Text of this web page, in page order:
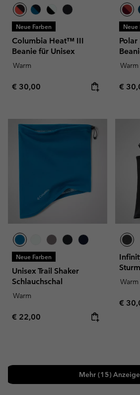
Neue Farben
Columbia Heat™ III
Beanie für Unisex
Warm
Regular price:
€ 30,00
Neue
Warm
€
Neue Farben
Unisex Trail Shaker
Schlauchschal
Warm
Regular price:
€ 22,00
Warm
€
Mehr (15)